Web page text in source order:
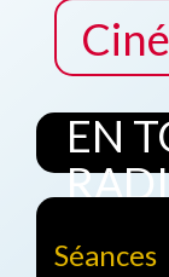
EN
Séances